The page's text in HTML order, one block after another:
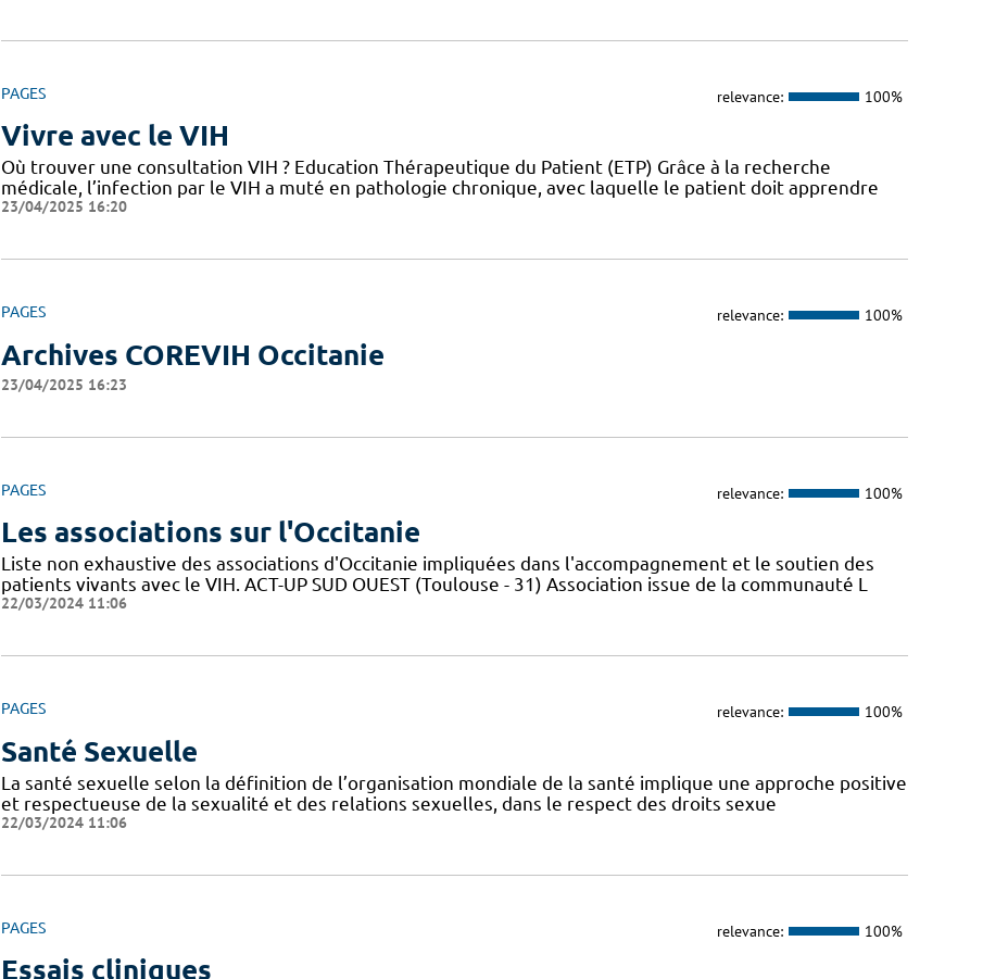
PAGES relevance: 100%
Vivre avec le VIH
Où trouver une consultation VIH ? Education Thérapeutique du Patient (ETP) Grâce à la recherche
médicale, l’infection par le VIH a muté en pathologie chronique, avec laquelle le patient doit apprendre
23/04/2025 16:20
PAGES relevance: 100%
Archives COREVIH Occitanie
23/04/2025 16:23
PAGES relevance: 100%
Les associations sur l'Occitanie
Liste non exhaustive des associations d'Occitanie impliquées dans l'accompagnement et le soutien des
patients vivants avec le VIH. ACT-UP SUD OUEST (Toulouse - 31) Association issue de la communauté L
22/03/2024 11:06
PAGES relevance: 100%
Santé Sexuelle
La santé sexuelle selon la définition de l’organisation mondiale de la santé implique une approche positive
et respectueuse de la sexualité et des relations sexuelles, dans le respect des droits sexue
22/03/2024 11:06
PAGES relevance: 100%
Essais cliniques